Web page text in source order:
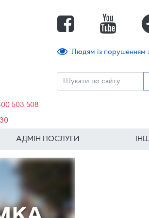
Людям із порушенням
503 508
АДМІН ПОСЛУГИ